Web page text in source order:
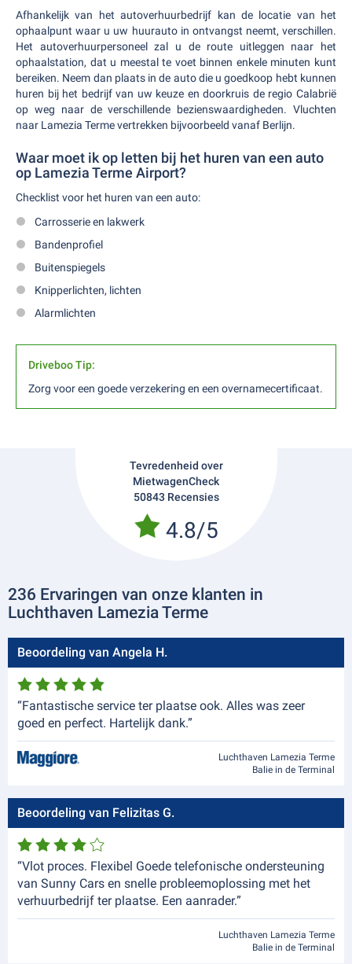
Afhankelijk van het autoverhuurbedrijf kan de locatie van het
ophaalpunt waar u uw huurauto in ontvangst neemt, verschillen.
Het autoverhuurpersoneel zal u de route uitleggen naar het
ophaalstation, dat u meestal te voet binnen enkele minuten kunt
bereiken. Neem dan plaats in de auto die u goedkoop hebt kunnen
huren bij het bedrijf van uw keuze en doorkruis de regio Calabrië
op weg naar de verschillende bezienswaardigheden. Vluchten
naar Lamezia Terme vertrekken bijvoorbeeld vanaf Berlijn.
Waar moet ik op letten bij het huren van een auto
op Lamezia Terme Airport?
Checklist voor het huren van een auto:
Carrosserie en lakwerk
Bandenprofiel
Buitenspiegels
Knipperlichten, lichten
Alarmlichten
Driveboo Tip:
Zorg voor een goede verzekering en een overnamecertificaat.
Tevredenheid over
MietwagenCheck
50843 Recensies
4.8/5
236 Ervaringen van onze klanten in
Luchthaven Lamezia Terme
Beoordeling van Angela H.
“Fantastische service ter plaatse ook. Alles was zeer
goed en perfect. Hartelijk dank.”
Luchthaven Lamezia Terme
Balie in de Terminal
Beoordeling van Felizitas G.
“Vlot proces. Flexibel Goede telefonische ondersteuning
van Sunny Cars en snelle probleemoplossing met het
verhuurbedrijf ter plaatse. Een aanrader.”
Luchthaven Lamezia Terme
Balie in de Terminal